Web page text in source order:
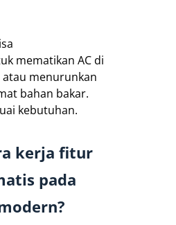
mematikan AC di
menurunkan
bahan bakar.
kebutuhan.
kerja fitur
pada